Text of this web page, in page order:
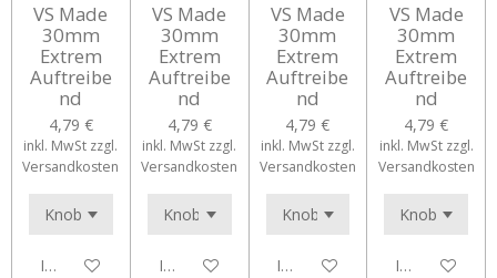
VS Made
30mm
Extrem
Auftreibe
nd
4,79 €
inkl. MwSt zzgl.
Versandkosten
In den Warenkorb
VS Made
30mm
Extrem
Auftreibe
nd
4,79 €
inkl. MwSt zzgl.
Versandkosten
In den Warenkorb
VS Made
30mm
Extrem
Auftreibe
nd
4,79 €
inkl. MwSt zzgl.
Versandkosten
In den Warenkorb
VS Made
30mm
Extrem
Auftreibe
nd
4,79 €
inkl. MwSt zzgl.
Versandkosten
In den